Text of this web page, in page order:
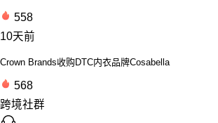
558
10天前
Crown Brands收购DTC内衣品牌Cosabella
568
跨境社群